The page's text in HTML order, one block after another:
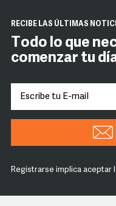
RECIBE LAS ÚLTIMAS
Todo lo que
comenzar tu
Registrarse implica aceptar